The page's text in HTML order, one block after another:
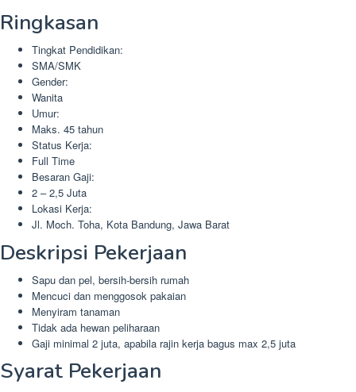
Ringkasan
Tingkat Pendidikan:
SMA/SMK
Gender:
Wanita
Umur:
Maks. 45 tahun
Status Kerja:
Full Time
Besaran Gaji:
2 – 2,5 Juta
Lokasi Kerja:
Jl. Moch. Toha, Kota Bandung, Jawa Barat
Deskripsi Pekerjaan
Sapu dan pel, bersih-bersih rumah
Mencuci dan menggosok pakaian
Menyiram tanaman
Tidak ada hewan peliharaan
Gaji minimal 2 juta, apabila rajin kerja bagus max 2,5 juta
Syarat Pekerjaan